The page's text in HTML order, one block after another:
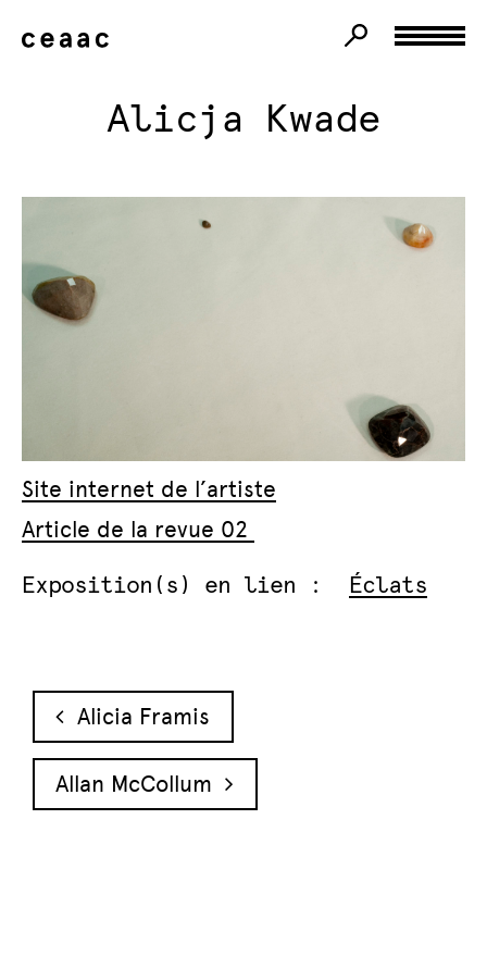
Alicja Kwade
Site internet de l’artiste
Article de la revue 02
Exposition(s) en lien : Éclats
Navigation des articles
Alicia Framis
Allan McCollum